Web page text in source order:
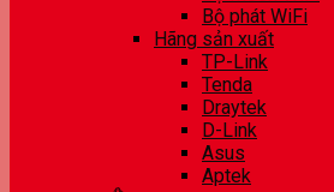
Bộ phát WiFi
Hãng sản xuất
TP-Link
Tenda
Draytek
D-Link
Asus
Aptek